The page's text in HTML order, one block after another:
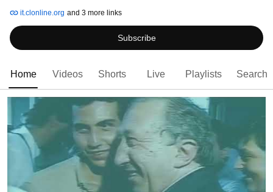
it.clonline.org and 3 more links
Subscribe
Home Videos Shorts Live Playlists Search